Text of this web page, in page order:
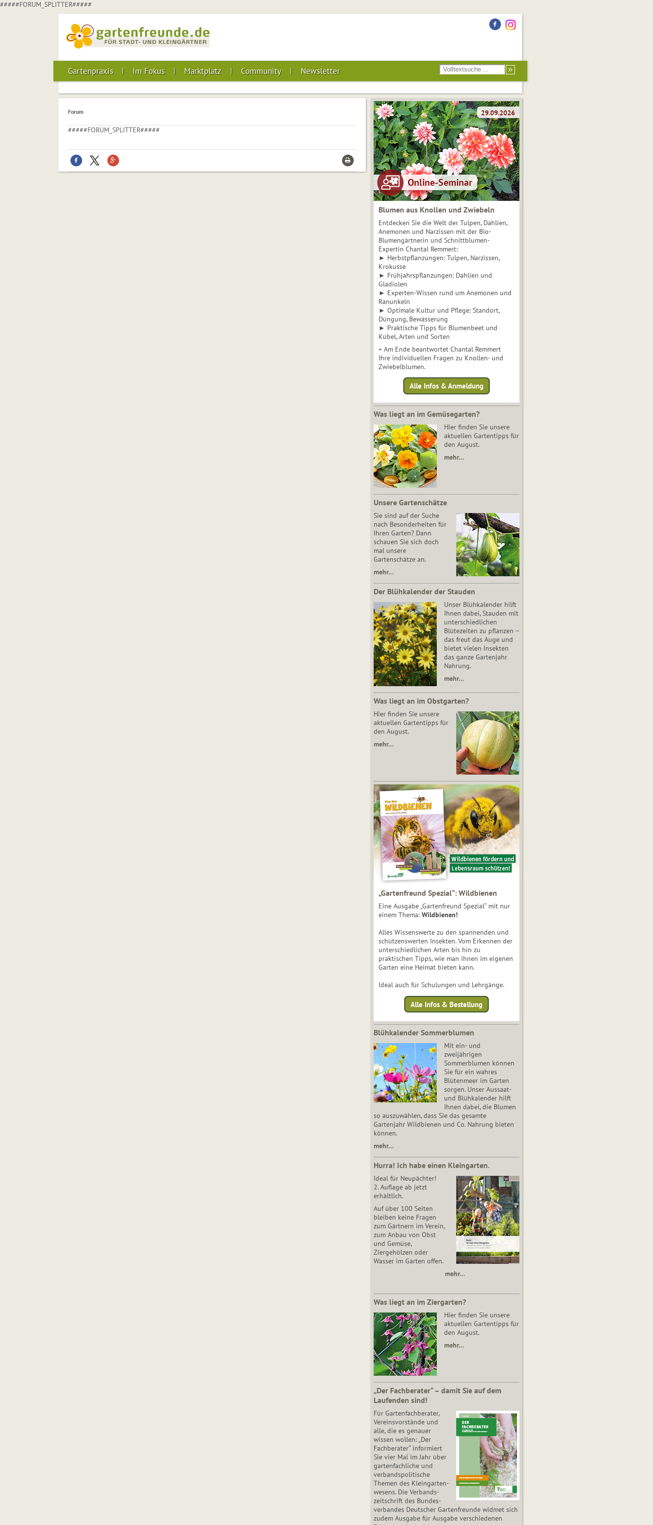
#####FORUM_SPLITTER#####
Gartenpraxis Im Fokus Marktplatz Community Newsletter
Forum
#####FORUM_SPLITTER#####
Blumen aus Knollen und Zwiebeln
Entdecken Sie die Welt der Tulpen, Dahlien,
Anemonen und Narzissen mit der Bio-
Blumengärtnerin und Schnittblumen-
Expertin Chantal Remmert:
► Herbstpflanzungen: Tulpen, Narzissen,
Krokusse
► Frühjahrspflanzungen: Dahlien und
Gladiolen
► Experten-Wissen rund um Anemonen und
Ranunkeln
► Optimale Kultur und Pflege: Standort,
Düngung, Bewässerung
► Praktische Tipps für Blumenbeet und
Kübel, Arten und Sorten
+ Am Ende beantwortet Chantal Remmert
Ihre individuellen Fragen zu Knollen- und
Zwiebelblumen.
Alle Infos & Anmeldung
Was liegt an im Gemüsegarten?
Hier finden Sie unsere
aktuellen Gartentipps für
den August.
mehr…
Unsere Gartenschätze
Sie sind auf der Suche
nach Besonderheiten für
Ihren Garten? Dann
schauen Sie sich doch
mal unsere
Gartenschätze an.
mehr…
Der Blühkalender der Stauden
Unser Blühkalender hilft
Ihnen dabei, Stauden mit
unterschiedlichen
Blütezeiten zu pflanzen –
das freut das Auge und
bietet vielen Insekten
das ganze Gartenjahr
Nahrung.
mehr…
Was liegt an im Obstgarten?
Hier finden Sie unsere
aktuellen Gartentipps für
den August.
mehr…
„Gartenfreund Spezial“: Wildbienen
Eine Ausgabe „Gartenfreund Spezial“ mit nur
einem Thema: Wildbienen!
Alles Wissenswerte zu den spannenden und
schützenswerten Insekten. Vom Erkennen der
unterschiedlichen Arten bis hin zu
praktischen Tipps, wie man ihnen im eigenen
Garten eine Heimat bieten kann.
Ideal auch für Schulungen und Lehrgänge.
Alle Infos & Bestellung
Blühkalender Sommerblumen
Mit ein- und
zweijährigen
Sommerblumen können
Sie für ein wahres
Blütenmeer im Garten
sorgen. Unser Aussaat-
und Blühkalender hilft
Ihnen dabei, die Blumen
so auszuwählen, dass Sie das gesamte
Gartenjahr Wildbienen und Co. Nahrung bieten
können.
mehr…
Hurra! Ich habe einen Kleingarten.
Ideal für Neupächter!
2. Auflage ab jetzt
erhältlich.
Auf über 100 Seiten
bleiben keine Fragen
zum Gärtnern im Verein,
zum Anbau von Obst
und Gemüse,
Ziergehölzen oder
Wasser im Garten offen.
mehr…
Was liegt an im Ziergarten?
Hier finden Sie unsere
aktuellen Gartentipps für
den August.
mehr…
„Der Fachberater“ – damit Sie auf dem
Laufenden sind!
Für Gartenfachberater,
Vereinsvorstände und
alle, die es genauer
wissen wollen: „Der
Fachberater“ informiert
Sie vier Mal im Jahr über
gartenfachliche und
verbandspolitische
Themen des Klein­gar­ten­
wesens. Die Ver­bands­
zeit­schrift des Bun­des­
ver­ban­des Deutscher Gartenfreunde widmet sich
zudem Ausgabe für Ausgabe verschiedenen